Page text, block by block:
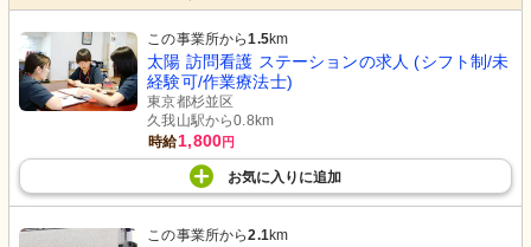
この事業所から1.5km
太陽 訪問看護 ステーションの求人 (シフト制/未
経験可/作業療法士)
東京都杉並区
久我山駅から0.8km
時給1,800円
お気に入り に追加
この事業所から2.1km